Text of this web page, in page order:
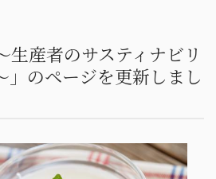
生産者のサスティナビリ
」のページを更新しまし